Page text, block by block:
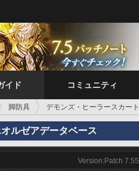
イド コミュニティ
脚防具 デモンズ・ヒーラースカート
オルゼアデータベース
Version:Patch 7.55